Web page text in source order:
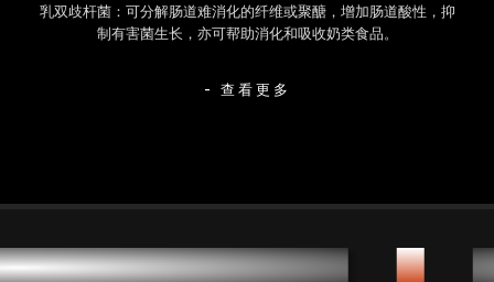
乳双歧杆菌：可分解肠道难消化的纤维或聚醣，增加肠道酸性，抑
制有害菌生长，亦可帮助消化和吸收奶类食品。
- 查看更多
人也能成就不平凡 ✦ 双鹤